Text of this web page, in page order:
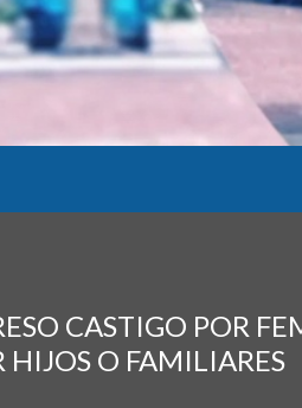
CASTIGO POR
HIJOS O FAMILIARES